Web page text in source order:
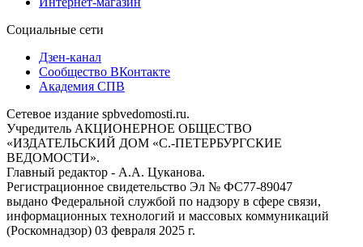
Социальные сети
Дзен-канал
Сообщество ВКонтакте
Академия СПВ
Сетевое издание spbvedomosti.ru.
Учредитель АКЦИОНЕРНОЕ ОБЩЕСТВО
«ИЗДАТЕЛЬСКИЙ ДОМ «С.-ПЕТЕРБУРГСКИЕ
ВЕДОМОСТИ».
Главный редактор - А.А. Цуканова.
Регистрационное свидетельство Эл № ФС77-89047
выдано Федеральной службой по надзору в сфере связи,
информационных технологий и массовых коммуникаций
(Роскомнадзор) 03 февраля 2025 г.